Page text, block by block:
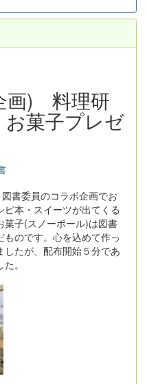
画) 料理研
菓子プレゼ
書委員のコラボ企画でお
本・スイーツが出てくる
菓子(スノーボール)は図書
のです。心を込めて作っ
たが、配布開始５分であ
。